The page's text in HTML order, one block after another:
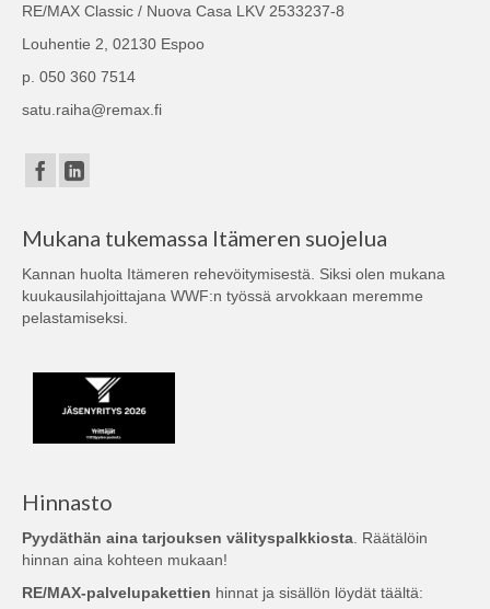
RE/MAX Classic / Nuova Casa LKV 2533237-8
Louhentie 2, 02130 Espoo
p. 050 360 7514
satu.raiha@remax.fi
Mukana tukemassa Itämeren suojelua
Kannan huolta Itämeren rehevöitymisestä. Siksi olen mukana
kuukausilahjoittajana WWF:n työssä arvokkaan meremme
pelastamiseksi.
Hinnasto
Pyydäthän aina tarjouksen välityspalkkiosta. Räätälöin
hinnan aina kohteen mukaan!
RE/MAX-palvelupakettien hinnat ja sisällön löydät täältä: